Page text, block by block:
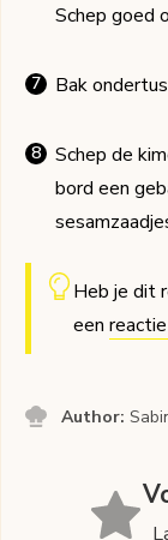
Schep goed
Bak
Schep de
bord een
Heb je dit
een reactie
Author: